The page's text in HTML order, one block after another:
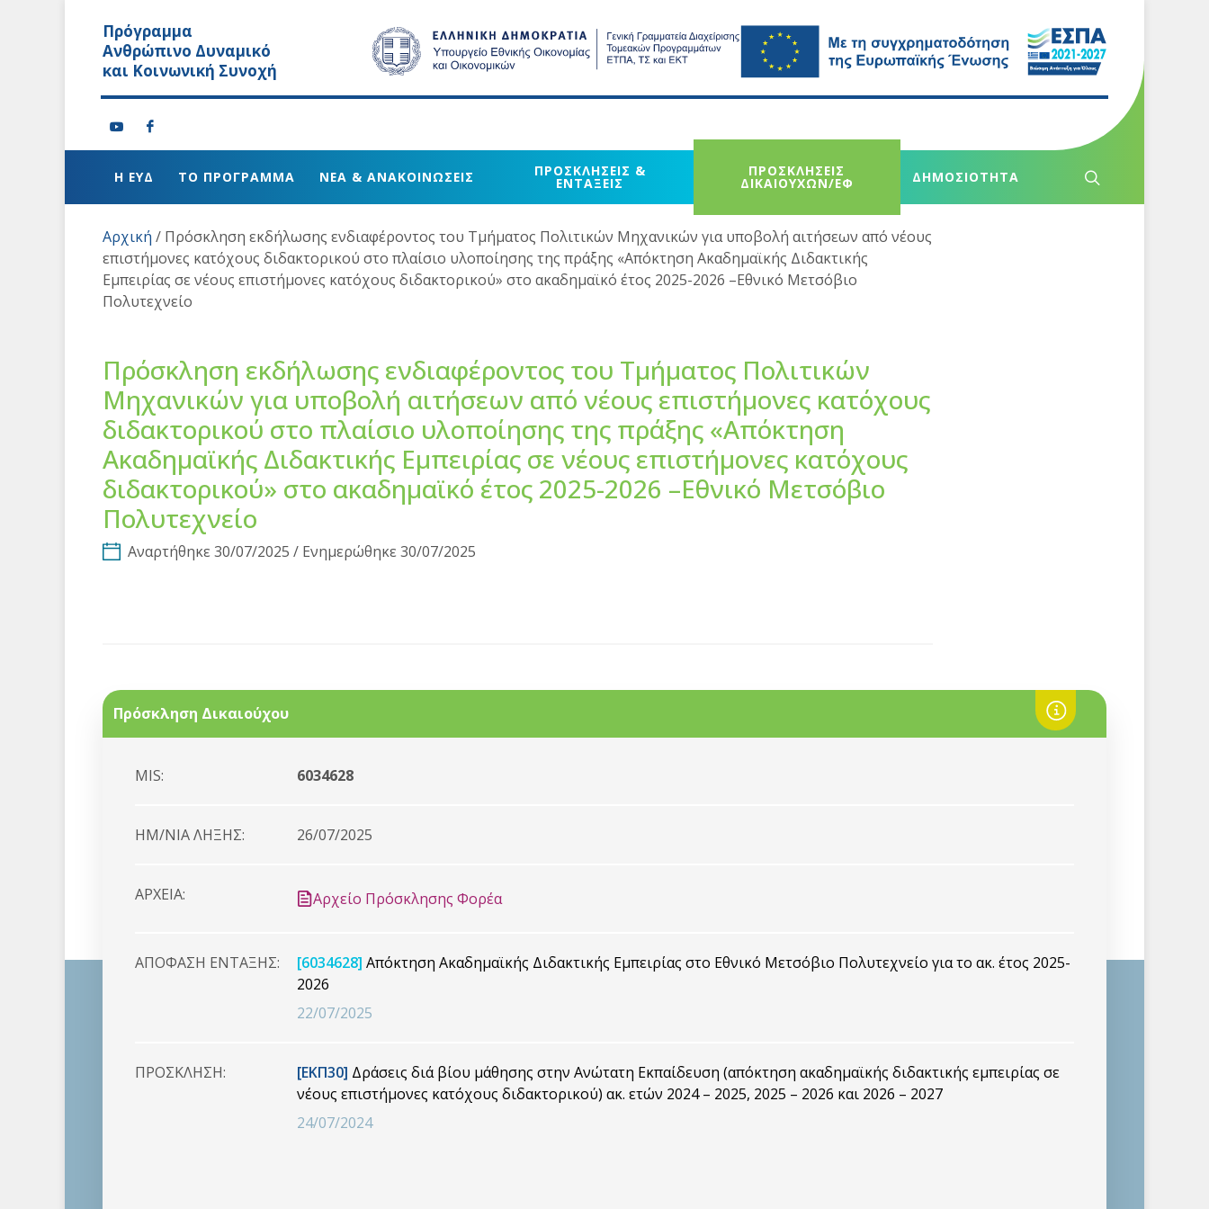
Πρόγραμμα
Ανθρώπινο Δυναμικό
και Κοινωνική Συνοχή
Η ΕΥΔ ΤΟ ΠΡΟΓΡΑΜΜΑ ΝΕΑ & ΑΝΑΚΟΙΝΩΣΕΙΣ ΠΡΟΣΚΛΗΣΕΙΣ &
ΕΝΤΑΞΕΙΣ
ΠΡΟΣΚΛΗΣΕΙΣ
ΔΙΚΑΙΟΥΧΩΝ/ΕΦ ΔΗΜΟΣΙΟΤΗΤΑ
Αρχική / Πρόσκληση εκδήλωσης ενδιαφέροντος του Τμήματος Πολιτικών Μηχανικών για υποβολή αιτήσεων από νέους
επιστήμονες κατόχους διδακτορικού στο πλαίσιο υλοποίησης της πράξης «Απόκτηση Ακαδημαϊκής Διδακτικής
Εμπειρίας σε νέους επιστήμονες κατόχους διδακτορικού» στο ακαδημαϊκό έτος 2025-2026 –Εθνικό Μετσόβιο
Πολυτεχνείο
Πρόσκληση εκδήλωσης ενδιαφέροντος του Τμήματος Πολιτικών
Μηχανικών για υποβολή αιτήσεων από νέους επιστήμονες κατόχους
διδακτορικού στο πλαίσιο υλοποίησης της πράξης «Απόκτηση
Ακαδημαϊκής Διδακτικής Εμπειρίας σε νέους επιστήμονες κατόχους
διδακτορικού» στο ακαδημαϊκό έτος 2025-2026 –Εθνικό Μετσόβιο
Πολυτεχνείο
Αναρτήθηκε 30/07/2025 / Ενημερώθηκε 30/07/2025
Πρόσκληση Δικαιούχου
MIS: 6034628
HM/NIA ΛΗΞΗΣ: 26/07/2025
ΑΡΧΕΙΑ: Αρχείο Πρόσκλησης Φορέα
ΑΠΟΦΑΣΗ ΕΝΤΑΞΗΣ: [6034628] Απόκτηση Ακαδημαϊκής Διδακτικής Εμπειρίας στο Εθνικό Μετσόβιο Πολυτεχνείο για το ακ. έτος 2025-
2026
22/07/2025
ΠΡΟΣΚΛΗΣΗ: [ΕΚΠ30] Δράσεις διά βίου μάθησης στην Ανώτατη Εκπαίδευση (απόκτηση ακαδημαϊκής διδακτικής εμπειρίας σε
νέους επιστήμονες κατόχους διδακτορικού) ακ. ετών 2024 – 2025, 2025 – 2026 και 2026 – 2027
24/07/2024